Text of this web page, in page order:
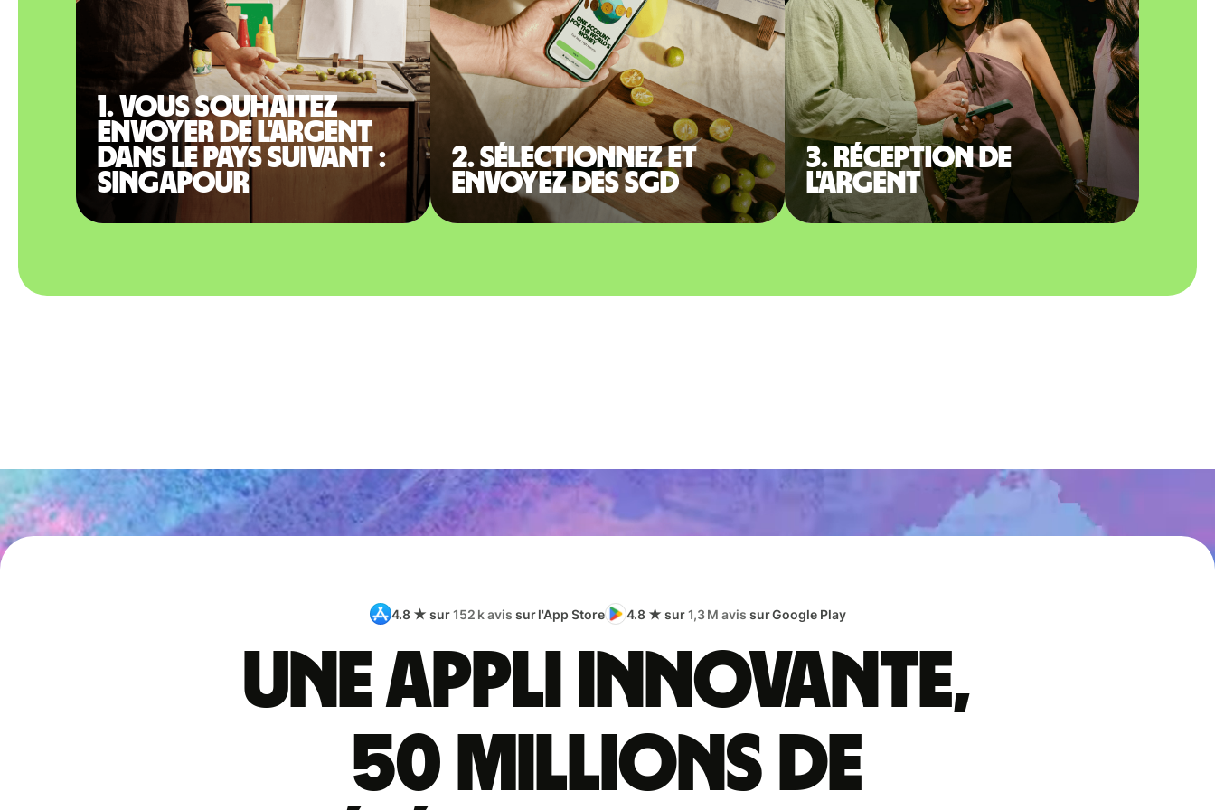
1. Vous souhaitez
envoyer de l'argent
dans le pays suivant :
Singapour
2. Sélectionnez et
envoyez des SGD
3. Réception de
l'argent
4.8 ★ sur152 k avis sur l'App Store 4.8 ★ sur1,3 M avis sur Google Play
Une appli innovante,
50 millions de